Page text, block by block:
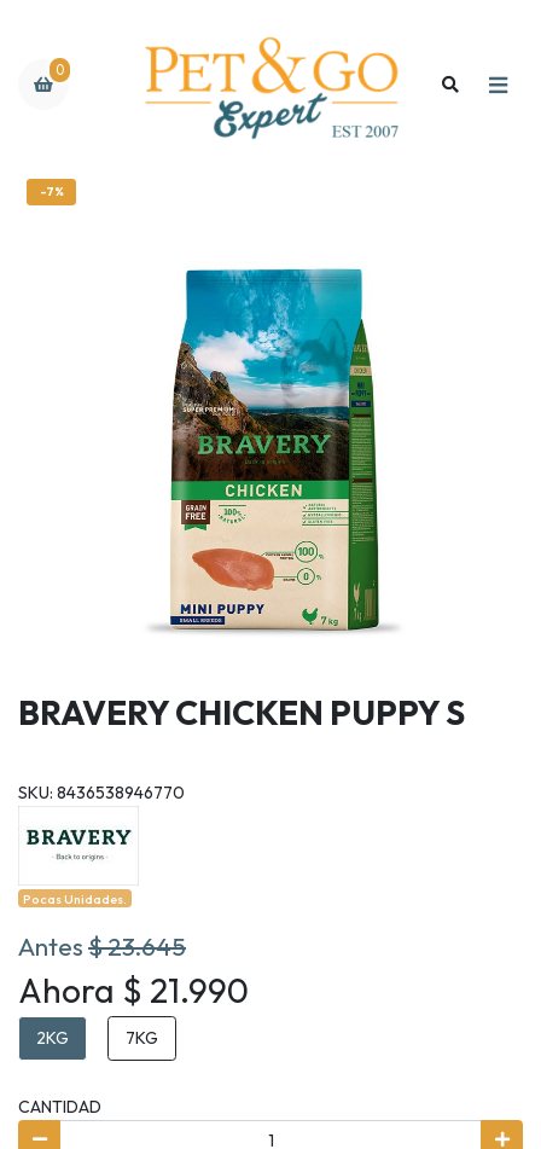
0
-7%
BRAVERY CHICKEN PUPPY S
SKU: 8436538946770
Pocas Unidades.
Antes$ 23.645
Ahora $ 21.990
2KG 7KG
CANTIDAD